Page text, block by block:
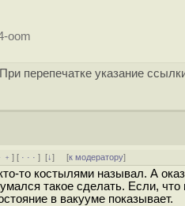
oom
При перепечатке указание
] [ · · ·][↓] [к модератору]
то костылями называл. А
такое сделать. Если,
в вакууме показывает.